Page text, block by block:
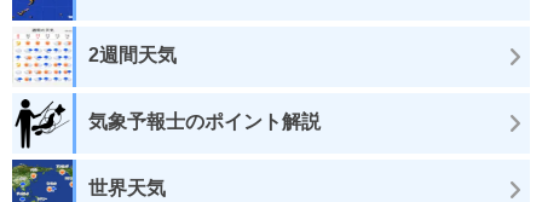
2週間天気
気象予報士のポイント解説
世界天気